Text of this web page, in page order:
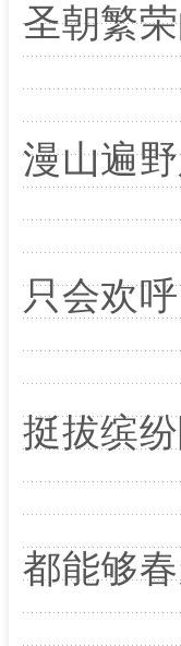
圣朝繁
漫山遍
只会欢呼
挺拔缤
都能够